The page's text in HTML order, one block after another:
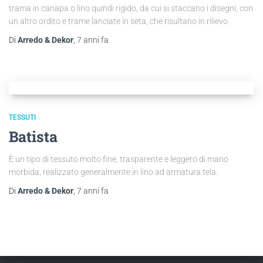
trama in canapa o lino quindi rigido, da cui si staccano i disegni, con
un altro ordito e trame lanciate in seta, che risultano in rilievo.
Di Arredo & Dekor 7 anni fa
TESSUTI
Batista
È un tipo di tessuto molto fine, trasparente e leggero di mano
morbida, realizzato generalmente in lino ad armatura tela.
Di Arredo & Dekor 7 anni fa